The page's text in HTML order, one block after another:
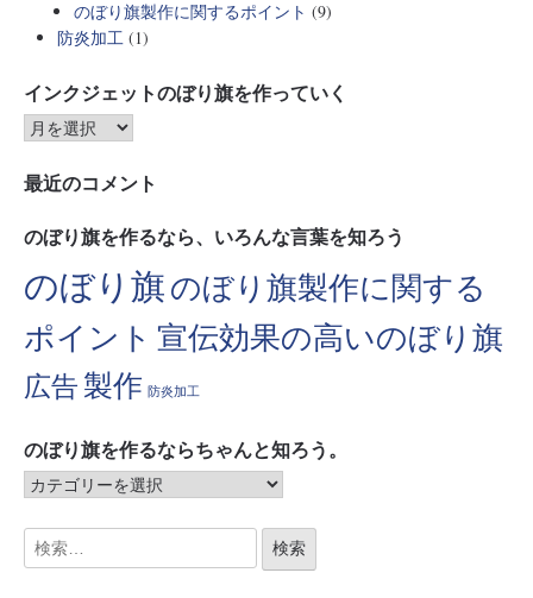
のぼり旗製作に関するポイント (9)
防炎加工 (1)
インクジェットのぼり旗を作っていく
最近のコメント
のぼり旗を作るなら、いろんな言葉を知ろう
のぼり旗のぼり旗製作に関する
ポイント 宣伝効果の高いのぼり旗
広告 製作 防炎加工
のぼり旗を作るならちゃんと知ろう。